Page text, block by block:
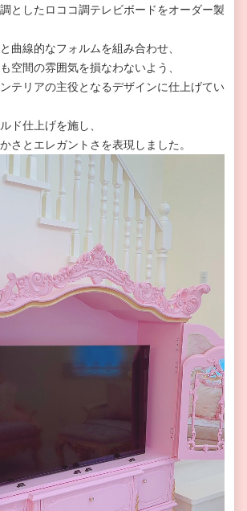
としたロココ調テレビボードをオーダー製
曲線的なフォルムを組み合わせ、
空間の雰囲気を損なわないよう、
テリアの主役となるデザインに仕上げてい
ド仕上げを施し、
さとエレガントさを表現しました。